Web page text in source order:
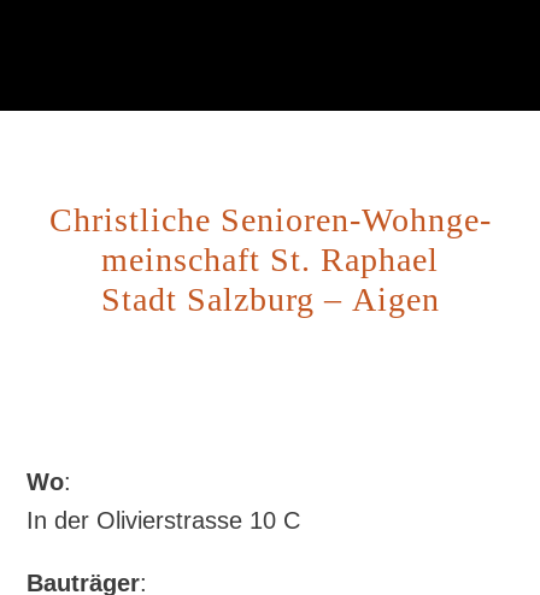
Christ­li­che Senio­ren-Wohn­ge­
mein­schaft St. Rapha­el
Stadt Salz­burg – Aigen
Wo:
In der Oli­vi­er­stras­se 10 C
Bau­trä­ger: